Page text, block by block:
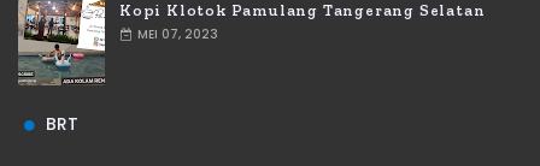
Kopi Klotok Pamulang Tangerang Selatan
MEI 07, 2023
BRT